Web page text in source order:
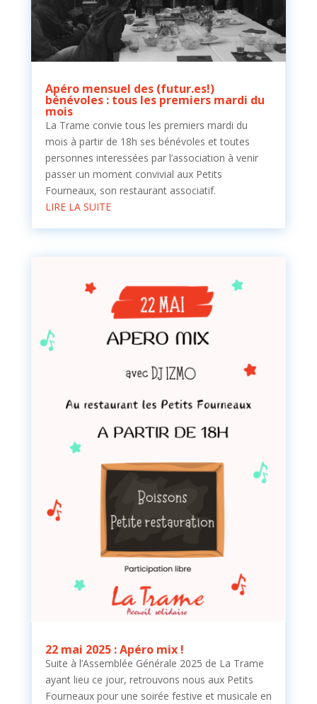
Apéro mensuel des (futur.es!)
bénévoles : tous les premiers mardi du
mois
La Trame convie tous les premiers mardi du
mois à partir de 18h ses bénévoles et toutes
personnes interessées par l’association à venir
passer un moment convivial aux Petits
Fourneaux, son restaurant associatif.
LIRE LA SUITE
22 mai 2025 : Apéro mix !
Suite à l’Assemblée Générale 2025 de La Trame
ayant lieu ce jour, retrouvons nous aux Petits
Fourneaux pour une soirée festive et musicale en